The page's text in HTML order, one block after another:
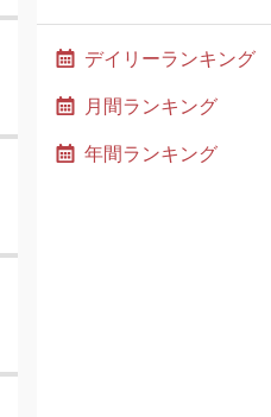
デイリーランキング
月間ランキング
年間ランキング